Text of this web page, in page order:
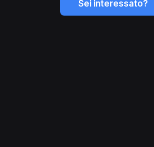
Sei interessato?